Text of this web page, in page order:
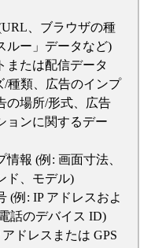
、ブラウザの種
ルー」データなど)
または配信データ
/種類、広告のインプ
の場所/形式、広告
ョンに関するデー
情報 (例: 画面寸法、
ド、モデル)
(例: IP アドレスおよ
話のデバイス ID)
アドレスまたは GPS